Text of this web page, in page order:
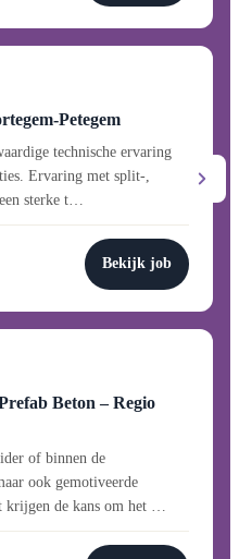
Petegem
technische ervaring
Ervaring met split-,
sterke t…
Bekijk job
Beton – Regio
of binnen de
ook gemotiveerde
krijgen de kans om het …